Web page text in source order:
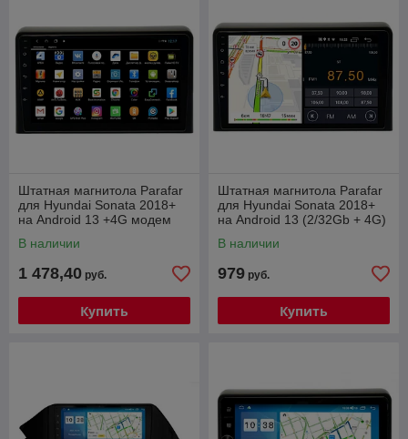
Штатная магнитола Parafar
для Hyundai Sonata 2018+
на Android 13 +4G модем
В наличии
1 478,40 руб.
Купить
Штатная магнитола Parafar
для Hyundai Sonata 2018+
на Android 13 (2/32Gb + 4G)
В наличии
979 руб.
Купить